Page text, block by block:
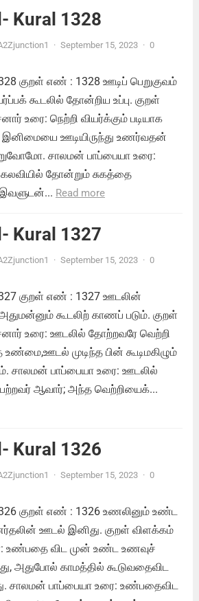
Kural 1328
· September 15, 2023 · 0
குறள் எண் : 1328 ஊடிப் பெறுகுவம்
கூடலில் தோன்றிய உப்பு. குறள்
உரை: நெற்றி வியர்க்கும் படியாக
இனிமையை ஊடியிருந்து உணர்வதன்
சாலமன் பாப்பையா உரை:
கலவியில் தோன்றும் சுகத்தை
Read more
Kural 1327
· September 15, 2023 · 0
குறள் எண் : 1327 ஊடலின்
கூடலிற் காணப் படும். குறள்
உரை: ஊடலில் தோற்றவரே வெற்றி
முடிந்த பின் கூடிமகிழும்
சாலமன் பாப்பையா உரை: ஊடலில்
ஆவார்; அந்த வெற்றியைக்...
Kural 1326
· September 15, 2023 · 0
குறள் எண் : 1326 உணலினும் உண்ட
ஊடல் இனிது. குறள் விளக்கம்
உண்பதை விட முன் உண்ட உணவுச்
அதுபோல் காமத்தில் கூடுவதைவிட
சாலமன் பாப்பையா உரை: உண்பதைவிட